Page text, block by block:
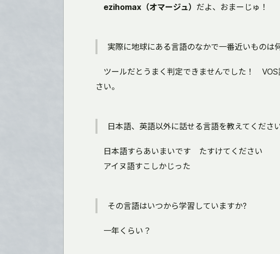
ezihomax（オマージュ） だよ、おまーじゅ！
実際に地球にある言語のなかで一番近いものは
ツールだとうまく判定できませんでした！ VOS
さい。
日本語、英語以外に話せる言語を教えてください
日本語すらあいまいです たすけてください
アイヌ語すこしかじった
その言語はいつから学習していますか?
一年くらい？